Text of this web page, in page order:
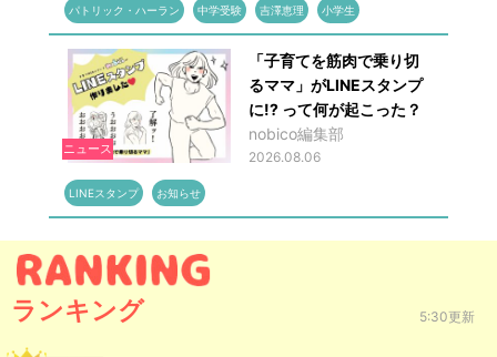
パトリック・ハーラン 中学受験 吉澤恵理 小学生
ニュース
「子育てを筋肉で乗り切
るママ」がLINEスタンプ
に!? って何が起こった？
nobico編集部
2026.08.06
LINEスタンプ お知らせ
ランキング 5:30更新